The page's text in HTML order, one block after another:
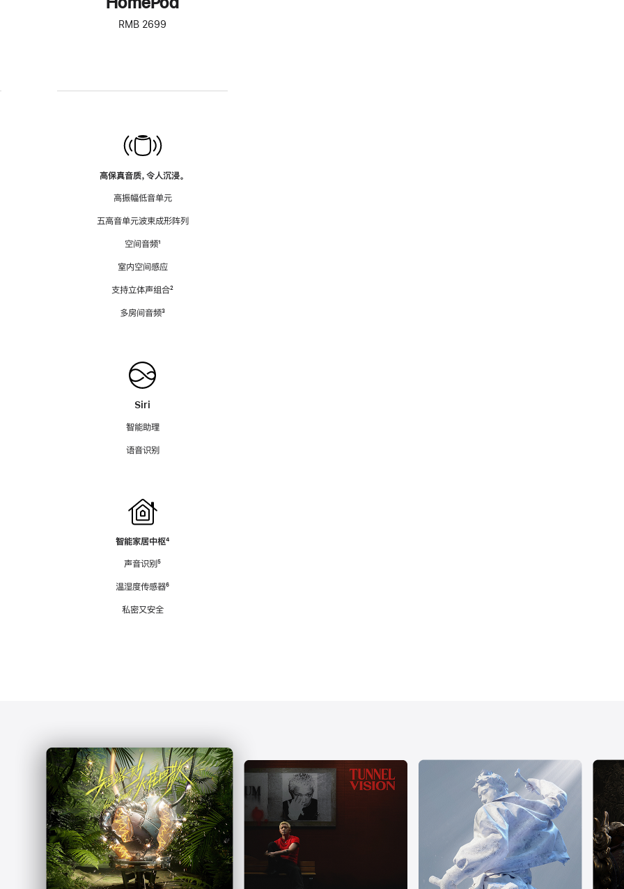
RMB 2699
高保真音质，令人沉浸。
高振幅低音单元
五高音单元波束成形阵列
空间音频脚
¹
室内空间感应
支持立体声组合脚
²
多房间音频脚
³
Siri
智能助理
语音识别
智能家居中枢脚
⁴
声音识别脚
⁵
温湿度传感器脚
⁶
私密又安全